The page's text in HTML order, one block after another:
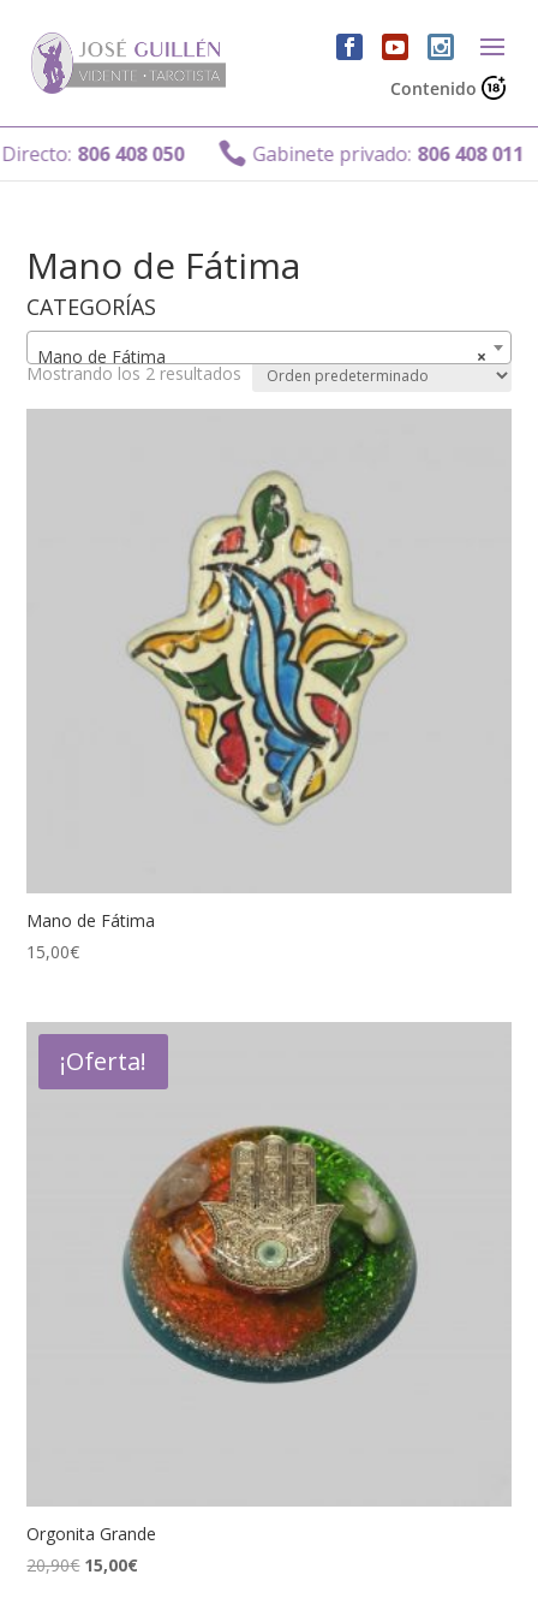
Contenido
806 408 050  Gabinete privado: 806 408 011
Mano de Fátima
CATEGORÍAS
×
Mano de Fátima
Mostrando los 2 resultados
Mano de Fátima
15,00€
¡Oferta!
Orgonita Grande
20,90€ El
15,00€El